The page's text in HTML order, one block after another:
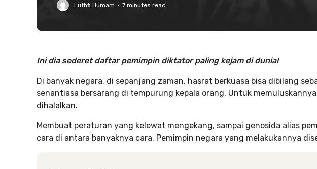
Luthfi Humam · 7 minutes read
Ini dia sederet daftar pemimpin diktator paling kejam di dunia!
Di banyak negara, di sepanjang zaman, hasrat berkuasa bisa dibilang
senantiasa bersarang di tempurung kepala orang. Untuk
dihalalkan.
Membuat peraturan yang kelewat mengekang, sampai genosida alias
cara di antara banyaknya cara. Pemimpin negara yang melakukannya